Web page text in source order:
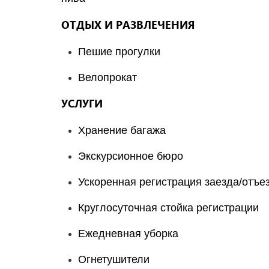
ОТДЫХ И РАЗВЛЕЧЕНИЯ
Пешие прогулки
Велопрокат
УСЛУГИ
Хранение багажа
Экскурсионное бюро
Ускоренная регистрация заезда/
Круглосуточная стойка регистрации
Ежедневная уборка
Огнетушители